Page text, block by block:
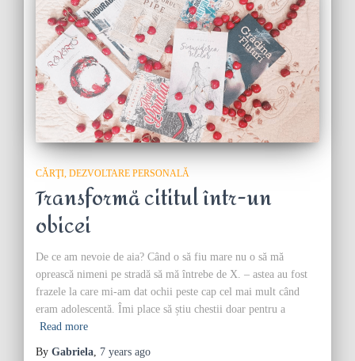
CĂRŢI DEZVOLTARE PERSONALĂ
Transformă cititul într-un
obicei
De ce am nevoie de aia? Când o să fiu mare nu o să mă
oprească nimeni pe stradă să mă întrebe de X. – astea au fost
frazele la care mi-am dat ochii peste cap cel mai mult când
eram adolescentă. Îmi place să știu chestii doar pentru a
Read more
By Gabriela, 7 years ago